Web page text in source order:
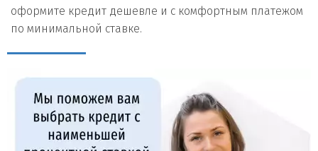
оформите кредит дешевле и с комфортным платежом
по минимальной ставке.